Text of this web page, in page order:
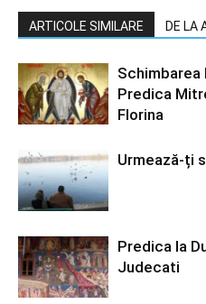
ARTICOLE SIMILARE DE LA
Schimbarea
Predica
Florina
Urmează-ți
Predica la
Judecati